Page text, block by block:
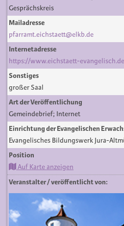
Gesprächskreis
Mailadresse
pfarramt.eichstaett@elkb.de
Internetadresse
https://www.eichstaett-evangelisch.de
Sonstiges
großer Saal
Art der Veröffentlichung
Gemeindebrief; Internet
Einrichtung der Evangelischen
Evangelisches Bildungswerk Jura-
Position
Auf Karte anzeigen
Veranstalter / veröffentlicht von: